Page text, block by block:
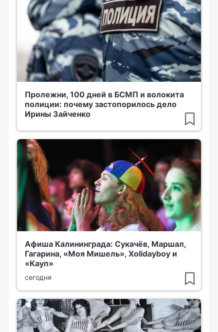
Пролежни, 100 дней в БСМП и волокита
полиции: почему застопорилось дело
Ирины Зайченко
Афиша Калининграда: Сукачёв, Маршал,
Гагарина, «Моя Мишель», Xolidayboy и
«Кауп»
сегодня